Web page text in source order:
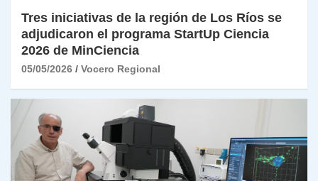
Tres iniciativas de la región de Los Ríos se
adjudicaron el programa StartUp Ciencia
2026 de MinCiencia
05/05/2026 Vocero Regional